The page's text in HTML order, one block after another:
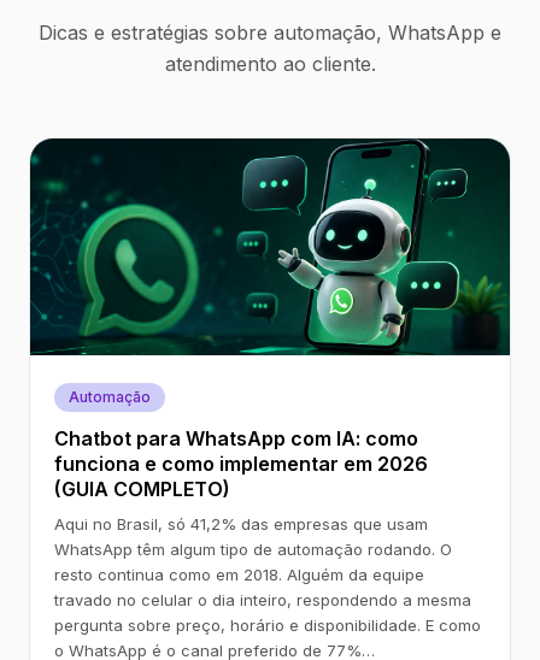
Dicas e estratégias sobre automação, WhatsApp e
atendimento ao cliente.
Automação
Chatbot para WhatsApp com IA: como
funciona e como implementar em 2026
(GUIA COMPLETO)
Aqui no Brasil, só 41,2% das empresas que usam
WhatsApp têm algum tipo de automação rodando. O
resto continua como em 2018. Alguém da equipe
travado no celular o dia inteiro, respondendo a mesma
pergunta sobre preço, horário e disponibilidade. E como
o WhatsApp é o canal preferido de 77%…